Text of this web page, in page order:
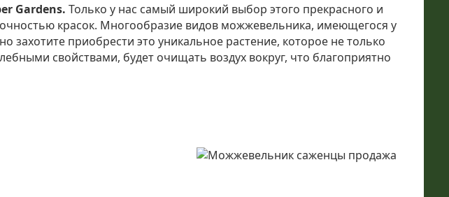
Gardens. Только у нас самый широкий выбор этого прекрасного и
красок. Многообразие видов можжевельника, имеющегося у
приобрести это уникальное растение, которое не только
свойствами, будет очищать воздух вокруг, что благоприятно